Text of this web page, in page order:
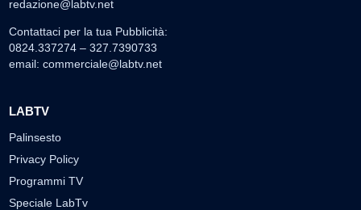
redazione@labtv.net
Contattaci per la tua Pubblicità:
0824.337274 – 327.7390733
email: commerciale@labtv.net
LABTV
Palinsesto
Privacy Policy
Programmi TV
Speciale LabTv